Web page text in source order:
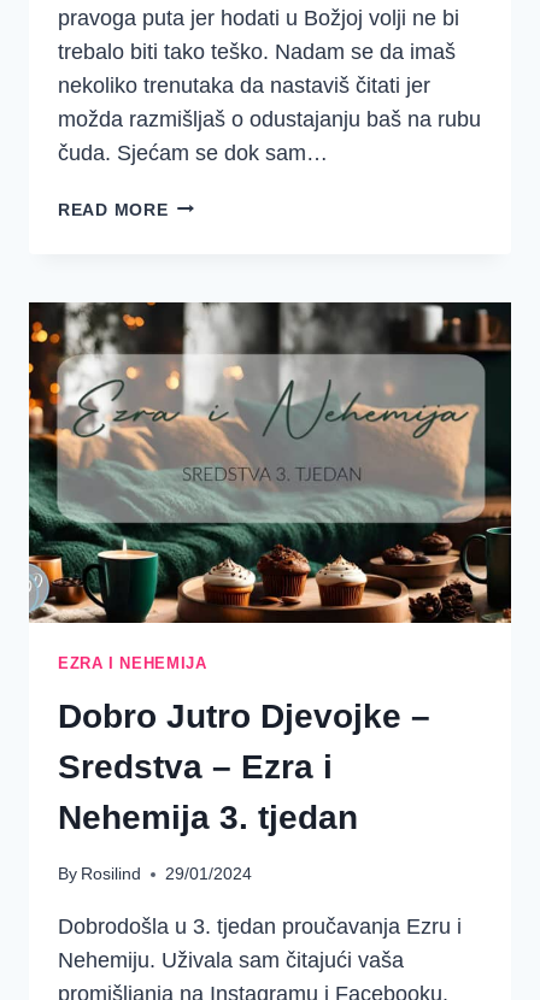
pravoga puta jer hodati u Božjoj volji ne bi
trebalo biti tako teško. Nadam se da imaš
nekoliko trenutaka da nastaviš čitati jer
možda razmišljaš o odustajanju baš na rubu
čuda. Sjećam se dok sam…
READ MORE5
SUOČAVAŠ
S
OBESHRABRENJEM
EZRA I NEHEMIJA
Dobro Jutro Djevojke –
Sredstva – Ezra i
Nehemija 3. tjedan
By Rosilind 29/01/2024
Dobrodošla u 3. tjedan proučavanja Ezru i
Nehemiju. Uživala sam čitajući vaša
promišljanja na Instagramu i Facebooku.